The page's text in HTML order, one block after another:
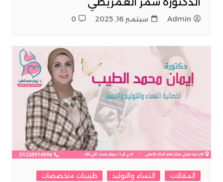
Admin سبتمبر 16, 2025 0
المقالات النساء والتوليد طبيبات متخصصات